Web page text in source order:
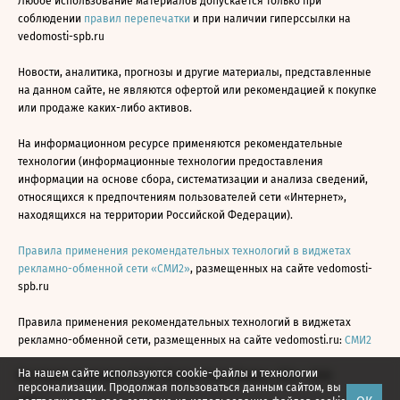
На нашем сайте используются cookie-файлы и технологии
персонализации. Продолжая пользоваться данным сайтом, вы
соблюдении правил перепечатки и при наличии гиперссылки на
vedomosti-spb.ru
Новости, аналитика, прогнозы и другие материалы, представленные
на данном сайте, не являются офертой или рекомендацией к покупке
или продаже каких-либо активов.
На информационном ресурсе применяются рекомендательные
технологии (информационные технологии предоставления
информации на основе сбора, систематизации и анализа сведений,
относящихся к предпочтениям пользователей сети «Интернет»,
находящихся на территории Российской Федерации).
Правила применения рекомендательных технологий в виджетах
рекламно-обменной сети «СМИ2», размещенных на сайте vedomosti-
spb.ru
Правила применения рекомендательных технологий в виджетах
рекламно-обменной сети, размещенных на сайте vedomosti.ru: СМИ2
Все права защищены © АО «Бизнес Ньюс Медиа», 2024 - 2026